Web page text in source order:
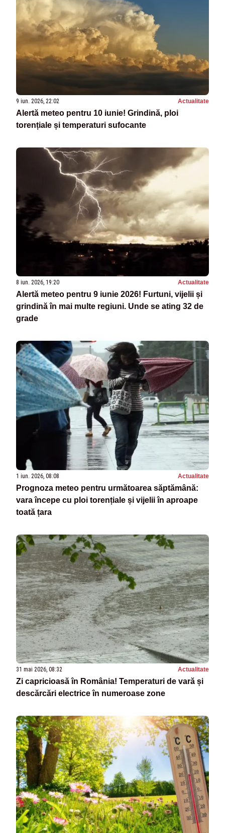
9 iun. 2026, 22:02 Actualitate
Alertă meteo pentru 10 iunie! Grindină, ploi
torențiale și temperaturi sufocante
8 iun. 2026, 19:20 Actualitate
Alertă meteo pentru 9 iunie 2026! Furtuni, vijelii și
grindină în mai multe regiuni. Unde se ating 32 de
grade
1 iun. 2026, 08:08 Actualitate
Prognoza meteo pentru următoarea săptămână:
vara începe cu ploi torențiale și vijelii în aproape
toată țara
31 mai 2026, 08:32 Actualitate
Zi capricioasă în România! Temperaturi de vară și
descărcări electrice în numeroase zone